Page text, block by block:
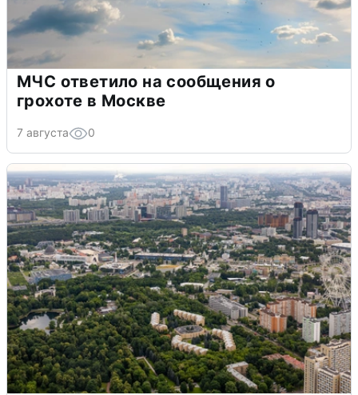
МЧС ответило на сообщения о
грохоте в Москве
7 августа 0